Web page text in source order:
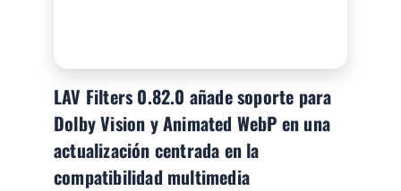
LAV Filters 0.82.0 añade soporte para
Dolby Vision y Animated WebP en una
actualización centrada en la
compatibilidad multimedia